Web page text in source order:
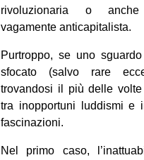
rivoluzionaria o
vagamente anticapitalista.
Purtroppo, se uno
sfocato (salvo rare
trovandosi il più delle volte
tra inopportuni luddismi e
fascinazioni.
Nel primo caso,